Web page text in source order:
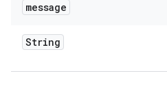
message
String